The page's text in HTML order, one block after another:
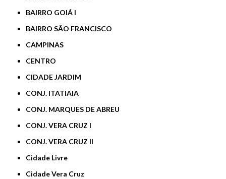
BAIRRO GOIÁ I
BAIRRO SÃO FRANCISCO
CAMPINAS
CENTRO
CIDADE JARDIM
CONJ. ITATIAIA
CONJ. MARQUES DE ABREU
CONJ. VERA CRUZ I
CONJ. VERA CRUZ II
Cidade Livre
Cidade Vera Cruz